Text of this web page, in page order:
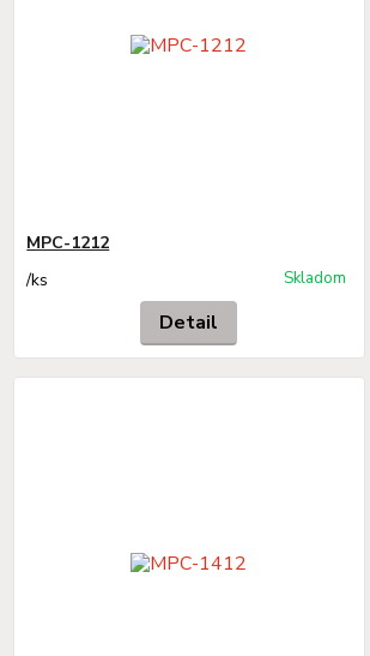
MPC-1212
/ks Skladom
Detail